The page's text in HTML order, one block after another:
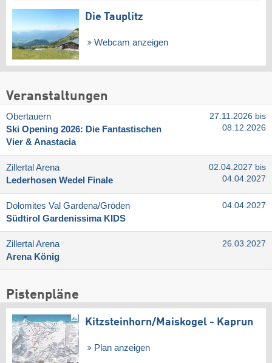
Die Tauplitz
Webcam anzeigen
Veranstaltungen
Obertauern
Ski Opening 2026: Die Fantastischen
Vier & Anastacia
27.11.2026 bis
08.12.2026
Zillertal Arena
Lederhosen Wedel Finale
02.04.2027 bis
04.04.2027
Dolomites Val Gardena/​Gröden
Südtirol Gardenissima KIDS
04.04.2027
Zillertal Arena
Arena König
26.03.2027
Pistenpläne
Kitzsteinhorn/​Maiskogel - Kaprun
Plan anzeigen